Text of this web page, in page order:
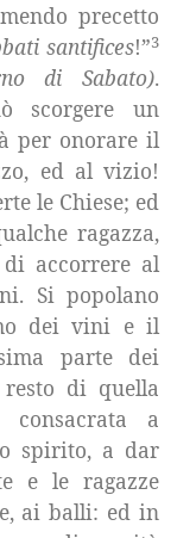
precetto
santifices!”3
di Sabato).
scorgere un
per onorare il
ed al vizio!
le Chiese; ed
ragazza,
accorrere al
Si popolano
dei vini e il
parte dei
di quella
consacrata a
spirito, a dar
e le ragazze
ai balli: ed in